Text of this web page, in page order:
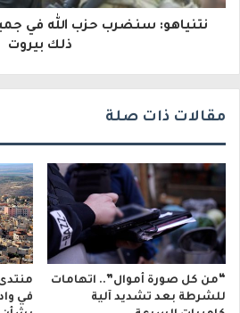
نتنياهو: سنضرب حزب الله في
ذلك بيروت
مقالات ذات صلة
“من كل صورة أموال”.. اتهامات
للشرطة بعد تشديد آلية
في